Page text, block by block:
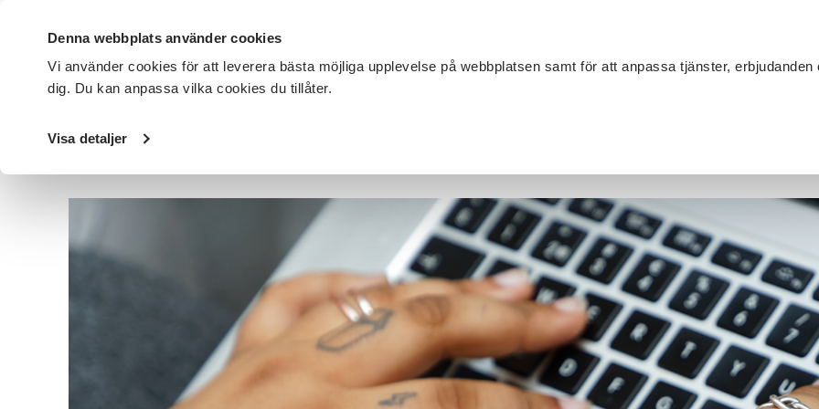
Denna webbplats använder cookies
Vi använder cookies för att leverera bästa möjliga upplevelse på webbplatsen samt för att anpassa tjänster, erbjudanden
dig. Du kan anpassa vilka cookies du tillåter.
Visa detaljer
DET HÄR GÖR VI FÖR DIG SOM SÖK KURSER OCH EVENEMANG
Startsida / Avdelningar